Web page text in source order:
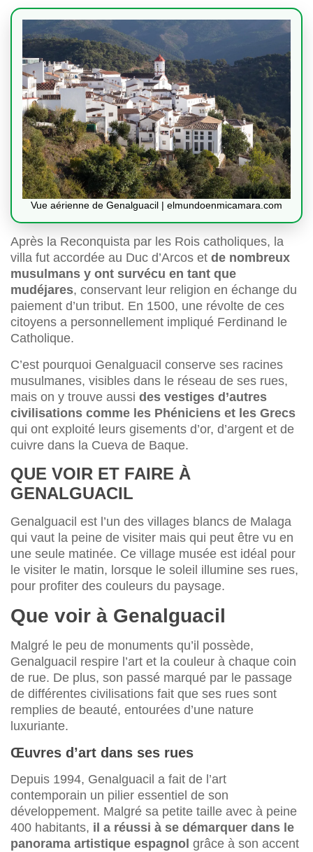
Vue aérienne de Genalguacil | elmundoenmicamara.com
Après la Reconquista par les Rois catholiques, la
villa fut accordée au Duc d’Arcos et de nombreux
musulmans y ont survécu en tant que
mudéjares, conservant leur religion en échange du
paiement d’un tribut. En 1500, une révolte de ces
citoyens a personnellement impliqué Ferdinand le
Catholique.
C’est pourquoi Genalguacil conserve ses racines
musulmanes, visibles dans le réseau de ses rues,
mais on y trouve aussi des vestiges d’autres
civilisations comme les Phéniciens et les Grecs
qui ont exploité leurs gisements d’or, d’argent et de
cuivre dans la Cueva de Baque.
QUE VOIR ET FAIRE À
GENALGUACIL
Genalguacil est l’un des villages blancs de Malaga
qui vaut la peine de visiter mais qui peut être vu en
une seule matinée. Ce village musée est idéal pour
le visiter le matin, lorsque le soleil illumine ses rues,
pour profiter des couleurs du paysage.
Que voir à Genalguacil
Malgré le peu de monuments qu’il possède,
Genalguacil respire l’art et la couleur à chaque coin
de rue. De plus, son passé marqué par le passage
de différentes civilisations fait que ses rues sont
remplies de beauté, entourées d’une nature
luxuriante.
Œuvres d’art dans ses rues
Depuis 1994, Genalguacil a fait de l’art
contemporain un pilier essentiel de son
développement. Malgré sa petite taille avec à peine
400 habitants, il a réussi à se démarquer dans le
panorama artistique espagnol grâce à son accent